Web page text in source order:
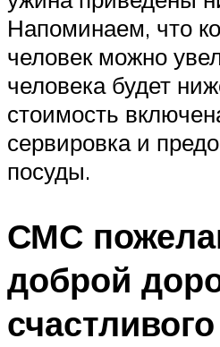
Напоминаем, что
человек можно
человека будет
стоимость
сервировка и
посуды.
СМС
доброй